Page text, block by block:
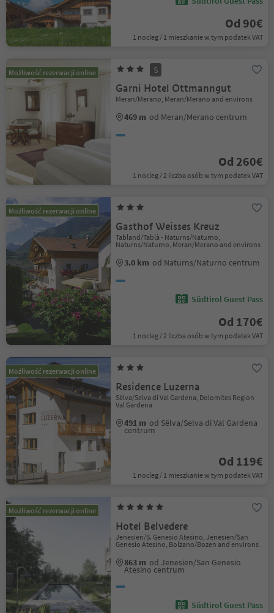
Od 90€
1 nocleg / 1 mieszkanie w tym podatek VAT
Możliwość rezerwacji online S
Garni Hotel Ottmanngut
Meran/Merano, Meran/Merano and environs
469 m od Meran/Merano centrum
Od 260€
1 nocleg / 2 liczba osób w tym podatek VAT
Możliwość rezerwacji online
Gasthof Weisses Kreuz
Tabland/Tablà - Naturns/Naturno,
Naturns/Naturno, Meran/Merano and environs
3.0 km od Naturns/Naturno centrum
Südtirol Guest Pass
Od 170€
1 nocleg / 2 liczba osób w tym podatek VAT
Możliwość rezerwacji online
Residence Luzerna
Sëlva/Selva di Val Gardena, Dolomites Region
Val Gardena
491 m od Sëlva/Selva di Val Gardena
centrum
Od 119€
1 nocleg / 1 mieszkanie w tym podatek VAT
Możliwość rezerwacji online
Hotel Belvedere
Jenesien/S. Genesio Atesino, Jenesien/San
Genesio Atesino, Bolzano/Bozen and environs
863 m od Jenesien/San Genesio
Atesino centrum
Südtirol Guest Pass